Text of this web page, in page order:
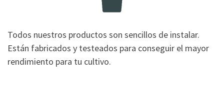
Todos nuestros productos son sencillos de instalar.
Están fabricados y testeados para conseguir el mayor
rendimiento para tu cultivo.